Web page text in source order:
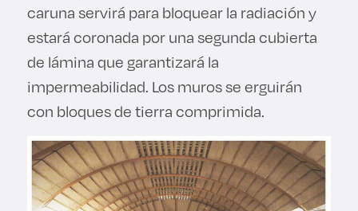
caruna servirá para bloquear la radiación y
estará coronada por una segunda cubierta
de lámina que garantizará la
impermeabilidad. Los muros se erguirán
con bloques de tierra comprimida.